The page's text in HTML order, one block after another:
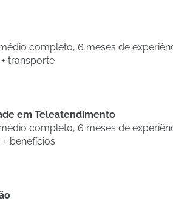
completo, 6 meses de
+ transporte
em Teleatendimento
completo, 6 meses de
+ benefícios